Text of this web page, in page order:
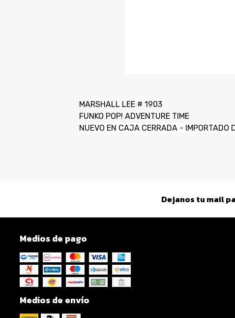
MARSHALL LEE # 1903
FUNKO POP! ADVENTURE TIME
NUEVO EN CAJA CERRADA - IMPORTADO
Dejanos tu mail
Medios de pago
Medios de envío